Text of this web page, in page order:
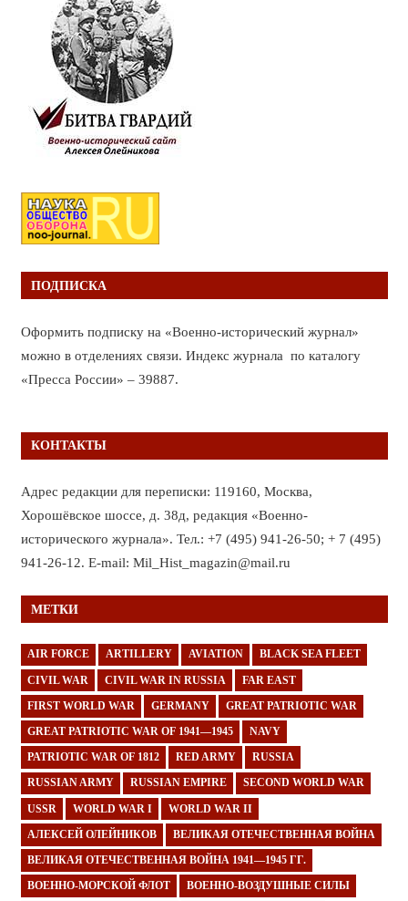
ПОДПИСКА
Оформить подписку на «Военно-исторический журнал»
можно в отделениях связи. Индекс журнала по каталогу
«Пресса России» – 39887.
КОНТАКТЫ
Адрес редакции для переписки: 119160, Москва,
Хорошёвское шоссе, д. 38д, редакция «Военно-
исторического журнала». Тел.: +7 (495) 941-26-50; + 7 (495)
941-26-12. E-mail: Mil_Hist_magazin@mail.ru
МЕТКИ
AIR FORCE ARTILLERY AVIATION BLACK SEA FLEET
CIVIL WAR CIVIL WAR IN RUSSIA FAR EAST
FIRST WORLD WAR GERMANY GREAT PATRIOTIC WAR
GREAT PATRIOTIC WAR OF 1941—1945 NAVY
PATRIOTIC WAR OF 1812 RED ARMY RUSSIA
RUSSIAN ARMY RUSSIAN EMPIRE SECOND WORLD WAR
USSR WORLD WAR I WORLD WAR II
АЛЕКСЕЙ ОЛЕЙНИКОВ ВЕЛИКАЯ ОТЕЧЕСТВЕННАЯ ВОЙНА
ВЕЛИКАЯ ОТЕЧЕСТВЕННАЯ ВОЙНА 1941—1945 ГГ.
ВОЕННО-МОРСКОЙ ФЛОТ ВОЕННО-ВОЗДУШНЫЕ СИЛЫ